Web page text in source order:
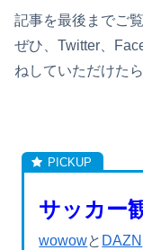
記事を最後までご
ぜひ、Twitter、
ねしていただけた
サッカー
wowowと DAZN